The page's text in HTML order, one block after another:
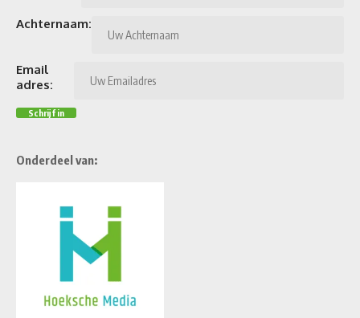
Achternaam:
Email
adres:
Onderdeel van: